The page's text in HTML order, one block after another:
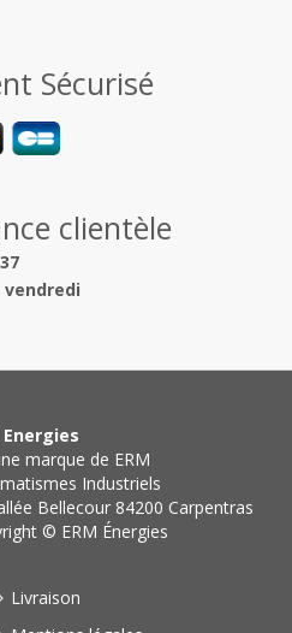
Sécurisé
clientèle
vendredi
Energies
marque de ERM
Industriels
Bellecour 84200 Carpentras
© ERM Énergies
Livraison